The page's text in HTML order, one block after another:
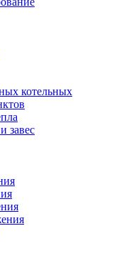
котельных
завес